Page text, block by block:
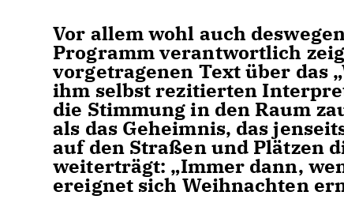
Vor allem wohl auch
Programm verantwortlich
vorgetragenen Text über das
ihm selbst rezitierten
die Stimmung in den Raum
als das Geheimnis, das
auf den Straßen und Plätzen
weiterträgt: „Immer dann,
ereignet sich Weihnachten